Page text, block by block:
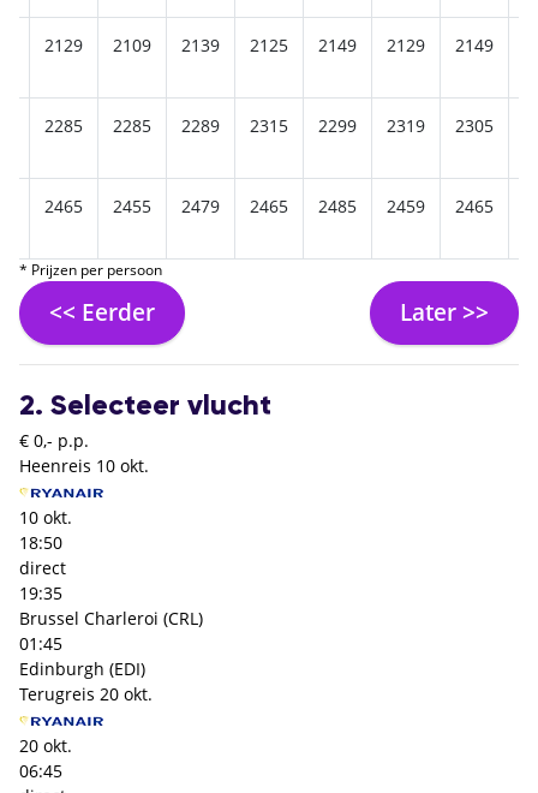
2129 2109 2139 2125 2149 2129 2149
2285 2285 2289 2315 2299 2319 2305
2465 2455 2479 2465 2485 2459 2465
* Prijzen per persoon
<< Eerder Later >>
2. Selecteer vlucht
€ 0,- p.p.
Heenreis 10 okt.
10 okt.
18:50
direct
19:35
Brussel Charleroi (CRL)
01:45
Edinburgh (EDI)
Terugreis 20 okt.
20 okt.
06:45